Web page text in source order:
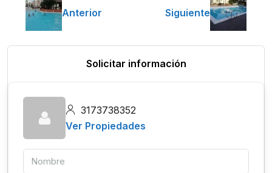
Anterior Siguiente
Solicitar información
3173738352
Ver Propiedades